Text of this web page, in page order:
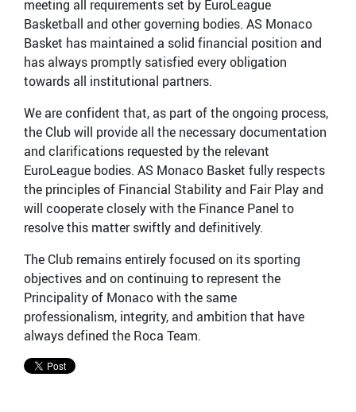
meeting all requirements set by EuroLeague
Basketball and other governing bodies. AS Monaco
Basket has maintained a solid financial position and
has always promptly satisfied every obligation
towards all institutional partners.
We are confident that, as part of the ongoing process,
the Club will provide all the necessary documentation
and clarifications requested by the relevant
EuroLeague bodies. AS Monaco Basket fully respects
the principles of Financial Stability and Fair Play and
will cooperate closely with the Finance Panel to
resolve this matter swiftly and definitively.
The Club remains entirely focused on its sporting
objectives and on continuing to represent the
Principality of Monaco with the same
professionalism, integrity, and ambition that have
always defined the Roca Team.